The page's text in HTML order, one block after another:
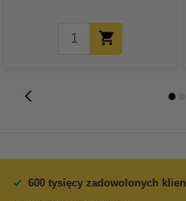
600 tysięcy zadowolonych